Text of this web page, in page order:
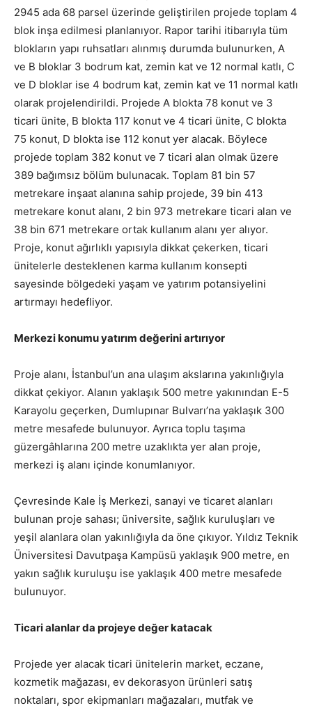
2945 ada 68 parsel üzerinde geliştirilen projede toplam 4
blok inşa edilmesi planlanıyor. Rapor tarihi itibarıyla tüm
blokların yapı ruhsatları alınmış durumda bulunurken, A
ve B bloklar 3 bodrum kat, zemin kat ve 12 normal katlı, C
ve D bloklar ise 4 bodrum kat, zemin kat ve 11 normal katlı
olarak projelendirildi. Projede A blokta 78 konut ve 3
ticari ünite, B blokta 117 konut ve 4 ticari ünite, C blokta
75 konut, D blokta ise 112 konut yer alacak. Böylece
projede toplam 382 konut ve 7 ticari alan olmak üzere
389 bağımsız bölüm bulunacak. Toplam 81 bin 57
metrekare inşaat alanına sahip projede, 39 bin 413
metrekare konut alanı, 2 bin 973 metrekare ticari alan ve
38 bin 671 metrekare ortak kullanım alanı yer alıyor.
Proje, konut ağırlıklı yapısıyla dikkat çekerken, ticari
ünitelerle desteklenen karma kullanım konsepti
sayesinde bölgedeki yaşam ve yatırım potansiyelini
artırmayı hedefliyor.
Merkezi konumu yatırım değerini artırıyor
Proje alanı, İstanbul’un ana ulaşım akslarına yakınlığıyla
dikkat çekiyor. Alanın yaklaşık 500 metre yakınından E-5
Karayolu geçerken, Dumlupınar Bulvarı’na yaklaşık 300
metre mesafede bulunuyor. Ayrıca toplu taşıma
güzergâhlarına 200 metre uzaklıkta yer alan proje,
merkezi iş alanı içinde konumlanıyor.
Çevresinde Kale İş Merkezi, sanayi ve ticaret alanları
bulunan proje sahası; üniversite, sağlık kuruluşları ve
yeşil alanlara olan yakınlığıyla da öne çıkıyor. Yıldız Teknik
Üniversitesi Davutpaşa Kampüsü yaklaşık 900 metre, en
yakın sağlık kuruluşu ise yaklaşık 400 metre mesafede
bulunuyor.
Ticari alanlar da projeye değer katacak
Projede yer alacak ticari ünitelerin market, eczane,
kozmetik mağazası, ev dekorasyon ürünleri satış
noktaları, spor ekipmanları mağazaları, mutfak ve